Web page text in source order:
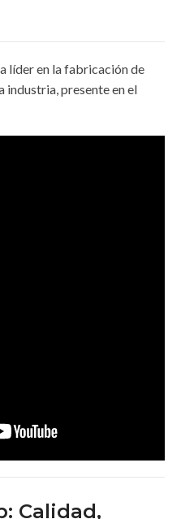
líder en la fabricación de
industria, presente en el
Calidad,